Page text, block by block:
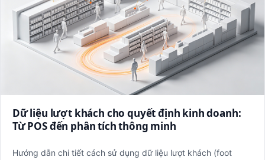
Dữ liệu lượt khách cho quyết định kinh doanh:
Từ POS đến phân tích thông minh
Hướng dẫn chi tiết cách sử dụng dữ liệu lượt khách (foot